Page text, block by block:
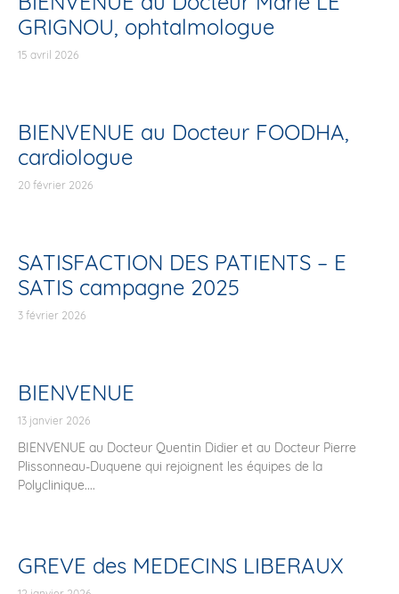
GRIGNOU, ophtalmologue
15 avril 2026
BIENVENUE au Docteur FOODHA,
cardiologue
20 février 2026
SATISFACTION DES PATIENTS – E
SATIS campagne 2025
3 février 2026
BIENVENUE
13 janvier 2026
BIENVENUE au Docteur Quentin Didier et au Docteur Pierre
Plissonneau-Duquene qui rejoignent les équipes de la
Polyclinique....
GREVE des MEDECINS LIBERAUX